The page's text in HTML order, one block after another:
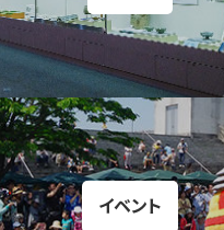
イベント